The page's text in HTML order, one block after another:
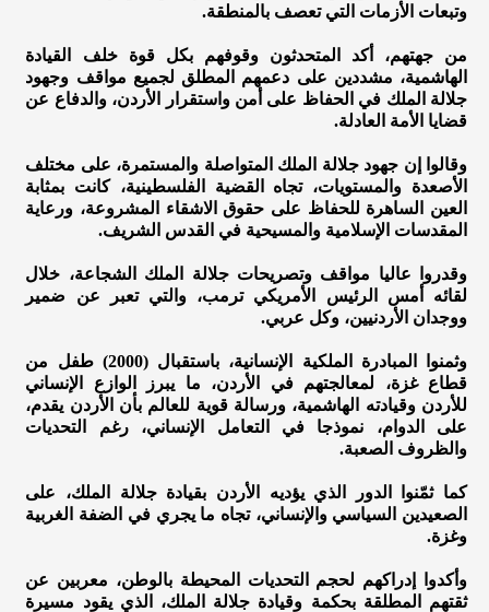
وتبعات الأزمات التي تعصف بالمنطقة.
من جهتهم، أكد المتحدثون وقوفهم بكل قوة خلف القيادة
الهاشمية، مشددين على دعمهم المطلق لجميع مواقف وجهود
جلالة الملك في الحفاظ على أمن واستقرار الأردن، والدفاع عن
قضايا الأمة العادلة.
وقالوا إن جهود جلالة الملك المتواصلة والمستمرة، على مختلف
الأصعدة والمستويات، تجاه القضية الفلسطينية، كانت بمثابة
العين الساهرة للحفاظ على حقوق الاشقاء المشروعة، ورعاية
المقدسات الإسلامية والمسيحية في القدس الشريف.
وقدروا عاليا مواقف وتصريحات جلالة الملك الشجاعة، خلال
لقائه أمس الرئيس الأمريكي ترمب، والتي تعبر عن ضمير
ووجدان الأردنيين، وكل عربي.
وثمنوا المبادرة الملكية الإنسانية، باستقبال (2000) طفل من
قطاع غزة، لمعالجتهم في الأردن، ما يبرز الوازع الإنساني
للأردن وقيادته الهاشمية، ورسالة قوية للعالم بأن الأردن يقدم،
على الدوام، نموذجا في التعامل الإنساني، رغم التحديات
والظروف الصعبة.
كما ثمّنوا الدور الذي يؤديه الأردن بقيادة جلالة الملك، على
الصعيدين السياسي والإنساني، تجاه ما يجري في الضفة الغربية
وغزة.
وأكدوا إدراكهم لحجم التحديات المحيطة بالوطن، معربين عن
ثقتهم المطلقة بحكمة وقيادة جلالة الملك، الذي يقود مسيرة